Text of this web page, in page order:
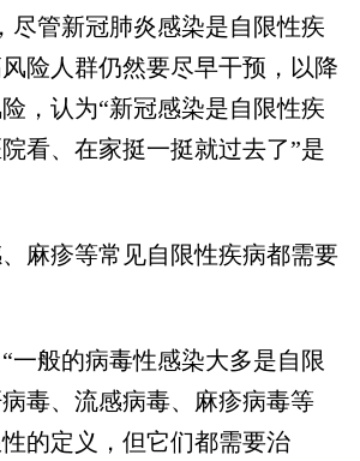
尽管新冠肺炎感染是自限性疾
险人群仍然要尽早干预，以降
，认为“新冠感染是自限性疾
看、在家挺一挺就过去了”是
疹等常见自限性疾病都需要
般的病毒性感染大多是自限
毒、流感病毒、麻疹病毒等
的定义，但它们都需要治